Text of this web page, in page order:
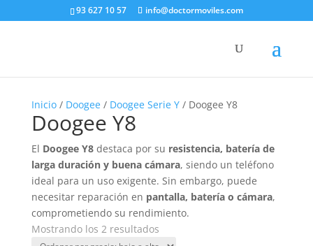
93 627 10 57 info@doctormoviles.com
Inicio/ Doogee/ Doogee Serie Y/ Doogee Y8
Doogee Y8
El Doogee Y8destaca por su resistencia, batería de
larga duración y buena cámara, siendo un teléfono
ideal para un uso exigente. Sin embargo, puede
necesitar reparación en pantalla, batería o cámara,
comprometiendo su rendimiento.
Mostrando los 2 resultadosOrdenado